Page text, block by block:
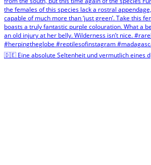
🇩🇪 Eine absolute Seltenheit und vermutlich eines d